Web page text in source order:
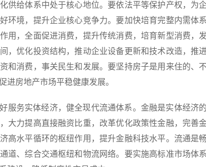
供给体系中处于核心地位。要依法平等保护产权，为
环境，提升企业核心竞争力。要加快培育完整内需体
用，全面促进消费，提升传统消费，培育新型消费，
，优化投资结构，推动企业设备更新和技术改造，推
和消费，事关民生和发展。要坚持房子是用来住的、
进房地产市场平稳健康发展。
好服务实体经济，健全现代流通体系。金融是实体经济
大力提高直接融资比重，改革优化政策性金融，完善
高水平循环的枢纽作用，提升金融科技水平。流通是
道、综合交通枢纽和物流网络。要实施高标准市场体